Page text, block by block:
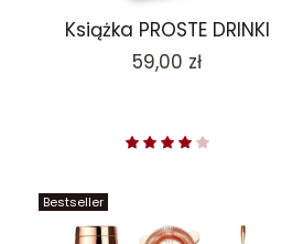
Książka PROSTE DRINKI
Cena
59,00 zł
Bestseller